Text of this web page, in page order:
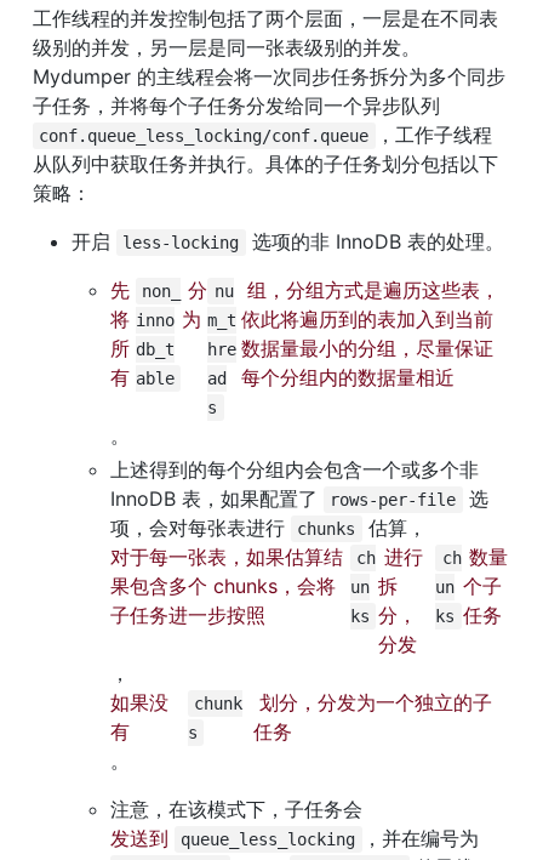
工作线程的并发控制包括了两个层面，一层是在不同表
级别的并发，另一层是同一张表级别的并发。
Mydumper 的主线程会将一次同步任务拆分为多个同步
conf.queue_less_locking/conf.queue
，工作子线程
从队列中获取任务并执行。具体的子任务划分包括以下
策略：
开启
less-locking
选项的非 InnoDB 表的处理。
先
将
所
有
non_
inno
db_t
able
分
为
nu
m_t
hre
ad
s
依此将遍历到的表加入到当前
数据量最小的分组，尽量保证
每个分组内的数据量相近
。
上述得到的每个分组内会包含一个或多个非
InnoDB 表，如果配置了
rows-per-file
选
项，会对每张表进行
chunks
估算，
对于每一张表，如果估算结
果包含多个 chunks，会将
子任务进一步按照
ch
un
ks
拆
分，
分发
ch
un
ks
个子
任务
，
如果没
有
chunk
s
划分，分发为一个独立的子
任务
。
注意，在该模式下，子任务会
发送到
queue_less_locking